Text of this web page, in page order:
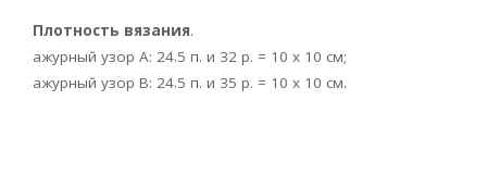
Плотность вязания.
aжурный узор А: 24.5 п. и 32 p. = 10 х 10 см;
ажурный узор В: 24.5 п. и 35 р. = 10 х 10 см.